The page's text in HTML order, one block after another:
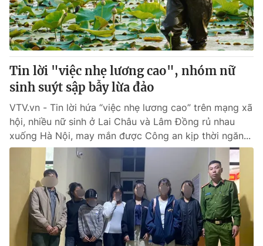
® Cấm sao chép dưới mọi hình thức nếu không có sự chấp
thuận bằng văn bản. Ghi rõ nguồn VTV.vn khi phát hành lại
thông tin từ website này.
Tin lời "việc nhẹ lương cao", nhóm nữ
sinh suýt sập bẫy lừa đảo
VTV.vn - Tin lời hứa “việc nhẹ lương cao” trên mạng xã
hội, nhiều nữ sinh ở Lai Châu và Lâm Đồng rủ nhau
xuống Hà Nội, may mắn được Công an kịp thời ngăn...